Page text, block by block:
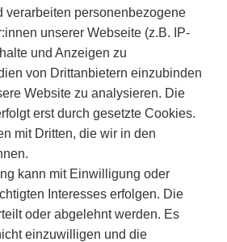
verarbeiten personenbezogene
unserer Webseite (z.B. IP-
und Anzeigen zu
von Drittanbietern einzubinden
Website zu analysieren. Die
erst durch gesetzte Cookies.
mit Dritten, die wir in den
kann mit Einwilligung oder
Interesses erfolgen. Die
oder abgelehnt werden. Es
einzuwilligen und die